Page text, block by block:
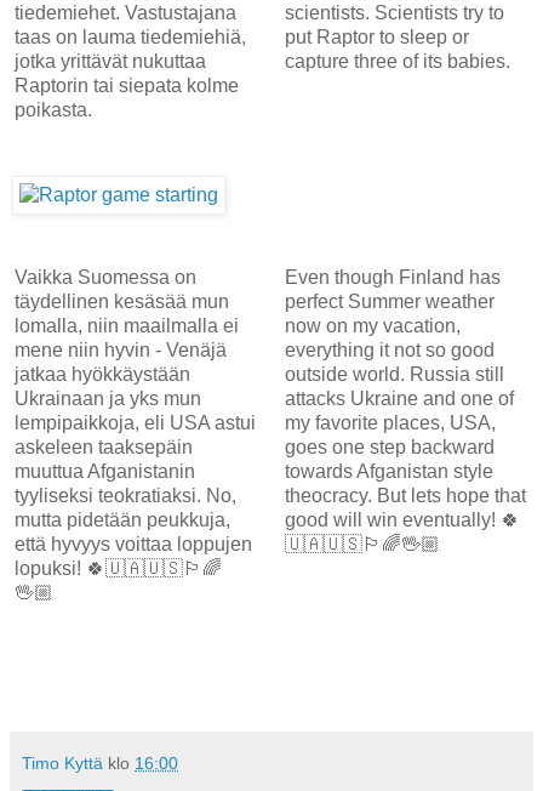
tiedemiehet. Vastustajana
taas on lauma tiedemiehiä,
jotka yrittävät nukuttaa
Raptorin tai siepata kolme
poikasta.
scientists. Scientists try to
put Raptor to sleep or
capture three of its babies.
Vaikka Suomessa on
täydellinen kesäsää mun
lomalla, niin maailmalla ei
mene niin hyvin - Venäjä
jatkaa hyökkäystään
Ukrainaan ja yks mun
lempipaikkoja, eli USA astui
askeleen taaksepäin
muuttua Afganistanin
tyyliseksi teokratiaksi. No,
mutta pidetään peukkuja,
että hyvyys voittaa loppujen
lopuksi! 🍀🇺🇦🇺🇸🏳️‍🌈
🖖🏼
Even though Finland has
perfect Summer weather
now on my vacation,
everything it not so good
outside world. Russia still
attacks Ukraine and one of
my favorite places, USA,
goes one step backward
towards Afganistan style
theocracy. But lets hope that
good will win eventually! 🍀
🇺🇦🇺🇸🏳️‍🌈🖖🏼
Timo Kyttä klo 16:00